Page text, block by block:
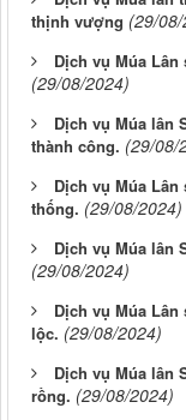
thịnh vượng (29/
Dịch vụ Múa
(29/08/2024)
Dịch vụ Múa lân
thành công. (29/08/
Dịch vụ Múa
thống. (29/08/2024)
Dịch vụ Múa lân
(29/08/2024)
Dịch vụ Múa
lộc. (29/08/2024)
Dịch vụ Múa lân
rồng. (29/08/2024)